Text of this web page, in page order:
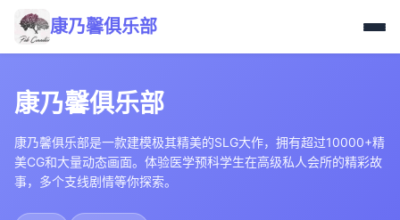
康乃馨俱乐部
康乃馨俱乐部
康乃馨俱乐部是一款建模极其精美的SLG大作，拥有超过10000+精
美CG和大量动态画面。体验医学预科学生在高级私人会所的精彩故
事，多个支线剧情等你探索。